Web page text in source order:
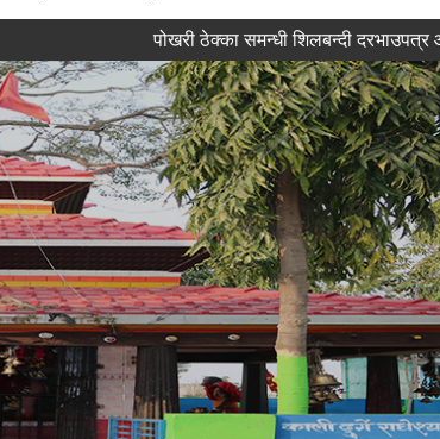
पोखरी ठेक्का समन्धी शिलबन्दी दरभाउपत्र